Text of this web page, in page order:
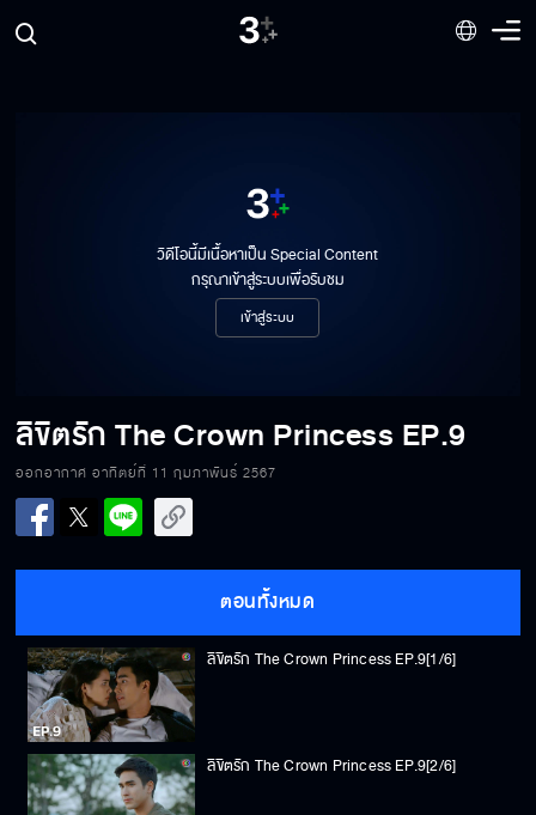
วิดีโอนี้มีเนื้อหาเป็น Special Content
กรุณาเข้าสู่ระบบเพื่อรับชม
เข้าสู่ระบบ
ลิขิตรัก The Crown Princess EP.9
ออกอากาศ อาทิตย์ที่ 11 กุมภาพันธ์ 2567
ตอนทั้งหมด
ลิขิตรัก The Crown Princess EP.9[1/6]
ลิขิตรัก The Crown Princess EP.9[2/6]